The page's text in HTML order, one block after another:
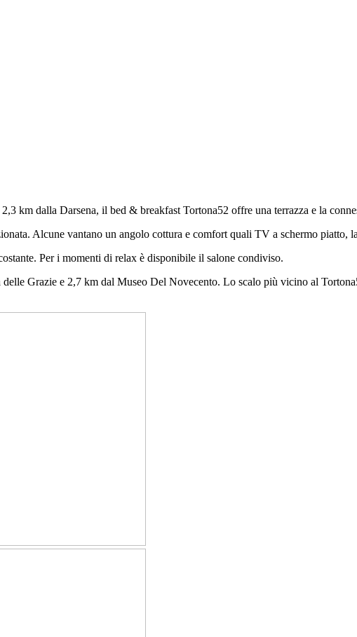
km dalla Darsena, il bed & breakfast Tortona52 offre una terrazza e la
Alcune vantano un angolo cottura e comfort quali TV a schermo piatto,
Per i momenti di relax è disponibile il salone condiviso.
Grazie e 2,7 km dal Museo Del Novecento. Lo scalo più vicino al